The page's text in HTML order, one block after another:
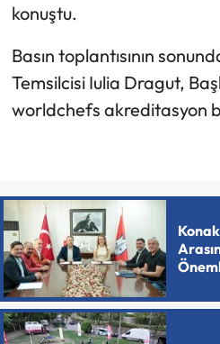
konuştu.
Basın toplantısının
Temsilcisi Iulia Dragut,
worldchefs akreditasyon